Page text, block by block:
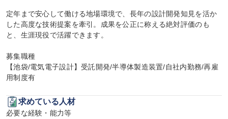
定年まで安心して働ける地場環境で、長年の設計開発知見を活か
した高度な技術提案を牽引。成果を公正に称える絶対評価のも
と、生涯現役で活躍できます。
募集職種
【池袋/電気電子設計】受託開発/半導体製造装置/自社内勤務/再雇
用制度有
求めている人材
必要な経験・能力等